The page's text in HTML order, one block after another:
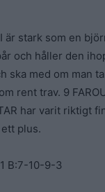
är stark som en
och håller den
ska med om man
rent trav. 9
har varit riktigt
plus.
B:7-10-9-3